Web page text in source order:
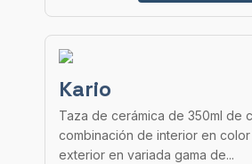
Kario
Taza de cerámica de 350ml de
combinación de interior en
exterior en variada gama de...